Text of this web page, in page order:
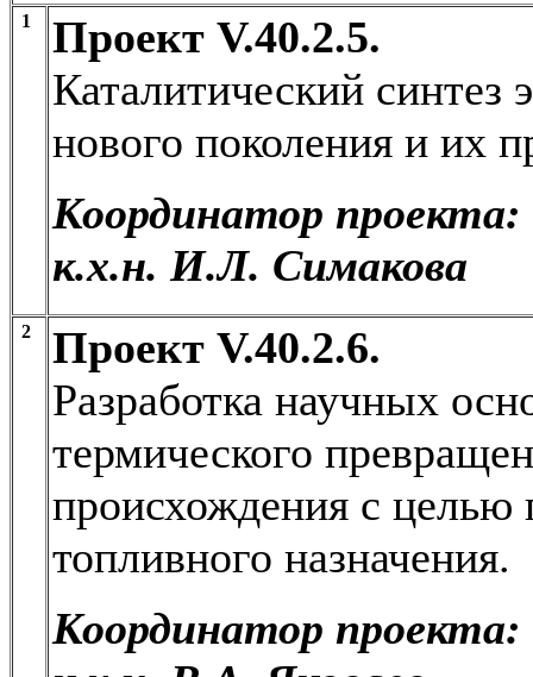
1
Проект V.40.2.5.
Каталитический
нового поколения и их
Координатор проекта:
к.х.н. И.Л. Симакова
2
Проект V.40.2.6.
Разработка научных
термического
происхождения с целью
топливного назначения.
Координатор проекта: